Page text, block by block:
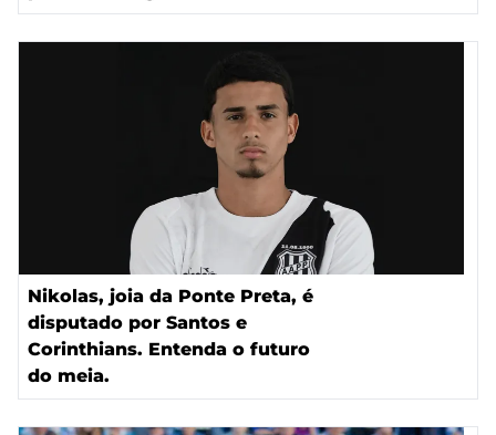
Nikolas, joia da Ponte Preta, é
disputado por Santos e
Corinthians. Entenda o futuro
do meia.